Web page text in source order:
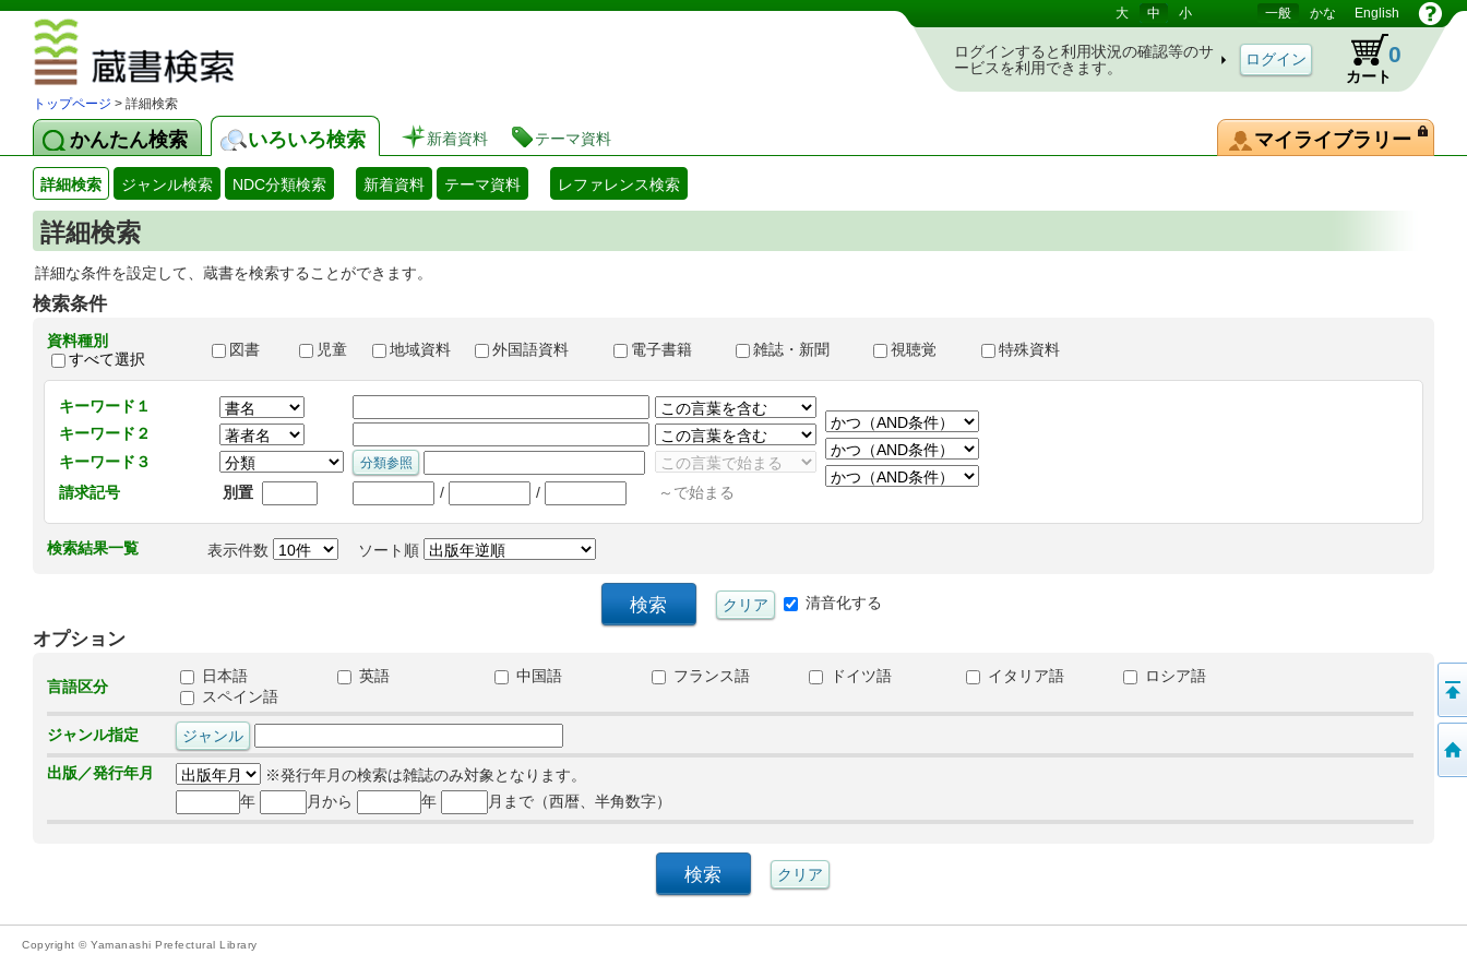
大 中 小 一般 かな English
ログインすると利用状況の確認等のサ
ービスを利用できます。
カート
0
トップページ > 詳細検索
かんたん検索 いろいろ検索 新着資料 テーマ資料 マイライブラリー
詳細検索 ジャンル検索 NDC分類検索 新着資料 テーマ資料 レファレンス検索
詳細検索
詳細な条件を設定して、蔵書を検索することができます。
検索条件
資料種別
すべて選択
図書 児童 地域資料 外国語資料 電子書籍 雑誌・新聞 視聴覚 特殊資料
キーワード１
キーワード２
キーワード３
請求記号
別置 / / ～で始まる
検索結果一覧 表示件数 ソート順
清音化する
オプション
言語区分
日本語 英語 中国語 フランス語 ドイツ語 イタリア語
ロシア語
スペイン語
ジャンル指定
出版／発行年月
※発行年月の検索は雑誌のみ対象となります。
年
月から 年 月まで（西暦、半角数字）
Copyright © Yamanashi Prefectural Library